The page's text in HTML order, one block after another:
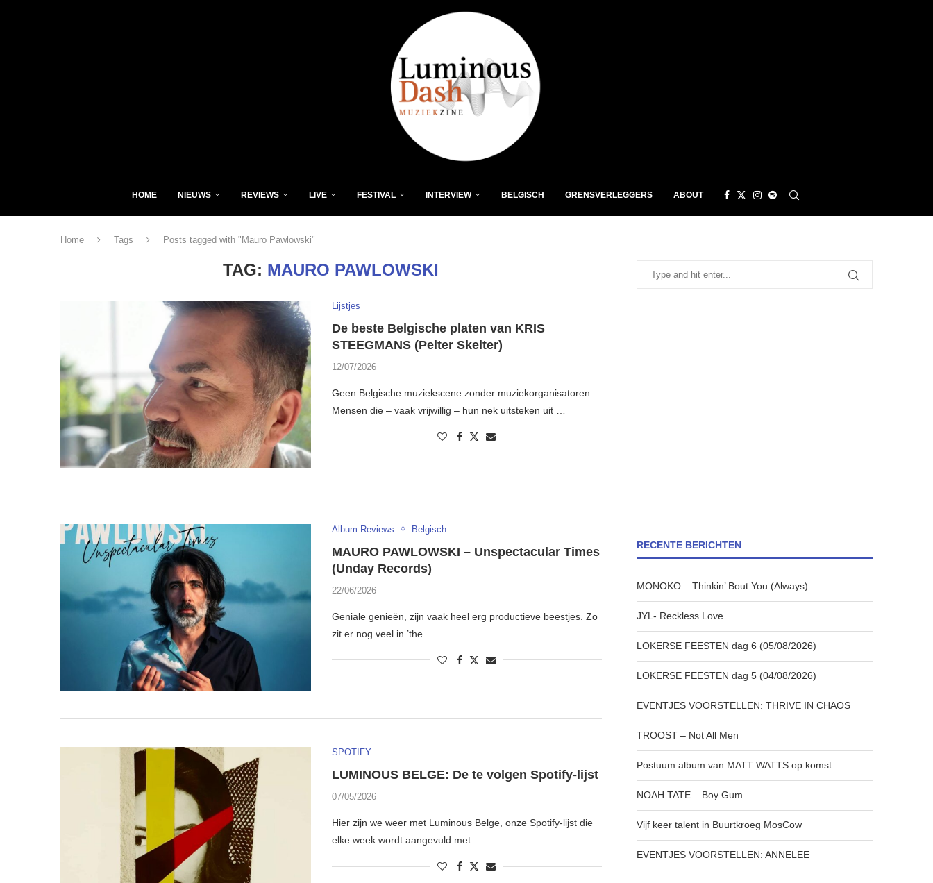
HOME NIEUWS REVIEWS LIVE FESTIVAL INTERVIEW BELGISCH GRENSVERLEGGERS ABOUT
Home Tags Posts tagged with "Mauro Pawlowski"
TAG: MAURO PAWLOWSKI
Lijstjes
De beste Belgische platen van KRIS
STEEGMANS (Pelter Skelter)
12/07/2026
Geen Belgische muziekscene zonder muziekorganisatoren.
Mensen die – vaak vrijwillig – hun nek uitsteken uit …
Album Reviews Belgisch
MAURO PAWLOWSKI – Unspectacular Times
(Unday Records)
22/06/2026
Geniale genieën, zijn vaak heel erg productieve beestjes. Zo
zit er nog veel in ’the …
SPOTIFY
LUMINOUS BELGE: De te volgen Spotify-lijst
07/05/2026
Hier zijn we weer met Luminous Belge, onze Spotify-lijst die
elke week wordt aangevuld met …
RECENTE BERICHTEN
MONOKO – Thinkin’ Bout You (Always)
JYL- Reckless Love
LOKERSE FEESTEN dag 6 (05/08/2026)
LOKERSE FEESTEN dag 5 (04/08/2026)
EVENTJES VOORSTELLEN: THRIVE IN CHAOS
TROOST – Not All Men
Postuum album van MATT WATTS op komst
NOAH TATE – Boy Gum
Vijf keer talent in Buurtkroeg MosCow
EVENTJES VOORSTELLEN: ANNELEE